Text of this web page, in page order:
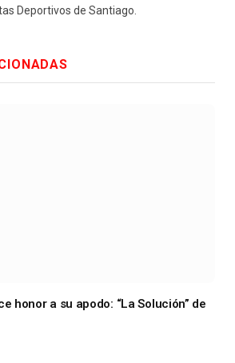
Deportivos de Santiago.
honor a su apodo: “La Solución” de